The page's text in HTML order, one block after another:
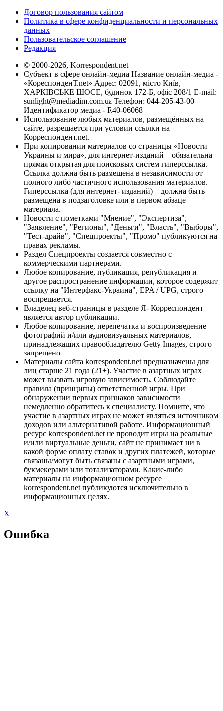
Договор пользования сайтом
Политика в сфере конфиденциальности и персональных
данных
Пользовательское соглашение
Редакция
© 2000-2026, Korrespondent.net
Субъект в сфере онлайн-медиа Название онлайн-медиа -
«КореспонденТ.net» Адрес: 02091, місто Київ,
ХАРКІВСЬКЕ ШОСЕ, будинок 172-Б, офіс 208/1 E-mail:
sunlight@mediadim.com.ua Телефон: 044-205-43-00
Идентификатор медиа - R40-06068
Использование любых материалов, размещённых на
сайте, разрешается при условии ссылки на
Корреспондент.net.
При копировании материалов со страницы «Новости
Украины и мира», для интернет-изданий – обязательна
прямая открытая для поисковых систем гиперссылка.
Ссылка должна быть размещена в независимости от
полного либо частичного использования материалов.
Гиперссылка (для интернет- изданий) – должна быть
размещена в подзаголовке или в первом абзаце
материала.
Новости с пометками "Мнение", "Экспертиза",
"Заявление", "Регионы", "Деньги", "Власть", "Выборы",
"Тест-драйв", "Спецпроекты", "Промо" публикуются на
правах рекламы.
Раздел Спецпроекты создается совместно с
коммерческими партнерами.
Любое копирование, публикация, републикация и
другое распространение информации, которое содержит
ссылку на "Интерфакс-Украина", EPA / UPG, строго
воспрещается.
Владелец веб-страницы в разделе Я- Корреспондент
является автор публикации.
Любое копирование, перепечатка и воспроизведение
фотографий и/или аудиовизуальных материалов,
принадлежащих правообладателю Getty Images, строго
запрещено.
Материалы сайта korrespondent.net предназначены для
лиц старше 21 года (21+). Участие в азартных играх
может вызвать игровую зависимость. Соблюдайте
правила (принципы) ответственной игры. При
обнаружении первых признаков зависимости
немедленно обратитесь к специалисту. Помните, что
участие в азартных играх не может являться источником
доходов или альтернативой работе. Информационный
ресурс korrespondent.net не проводит игры на реальные
и/или виртуальные деньги, сайт не принимает ни в
какой форме оплату ставок и других платежей, которые
связаны/могут быть связаны с азартными играми,
букмекерами или тотализаторами. Какие-либо
материалы на информационном ресурсе
korrespondent.net публикуются исключительно в
информационных целях.
X
Ошибка